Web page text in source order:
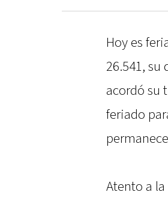
Hoy es
26.541, su
acordó su
feriado
Atento a